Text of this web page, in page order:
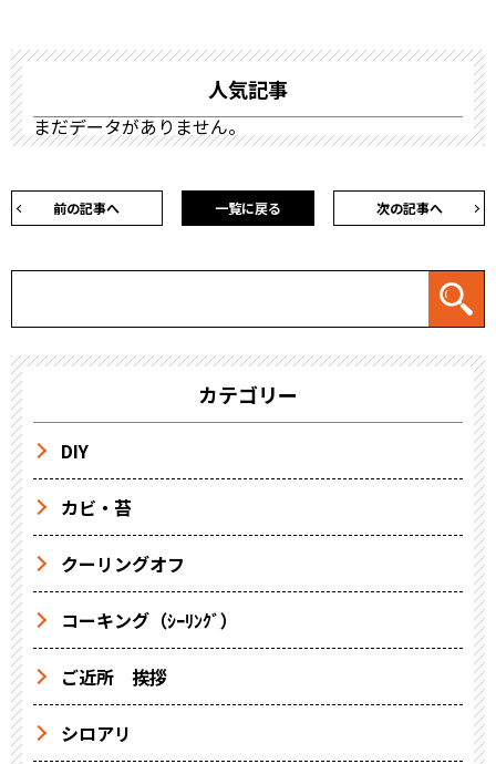
人気記事
まだデータがありません。
前の記事へ 次の記事へ
一覧に戻る
カテゴリー
DIY
カビ・苔
クーリングオフ
コーキング（ｼｰﾘﾝｸﾞ）
ご近所 挨拶
シロアリ